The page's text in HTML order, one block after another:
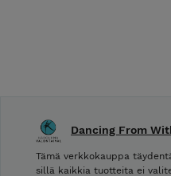
Dancing From
Tämä verkkokauppa
sillä kaikkia tuotteita ei